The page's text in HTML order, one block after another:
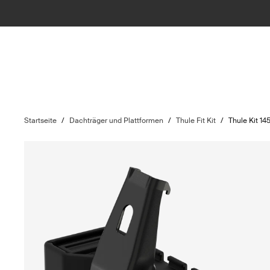
Startseite / Dachträger und Plattformen / Thule Fit Kit / Thule Kit